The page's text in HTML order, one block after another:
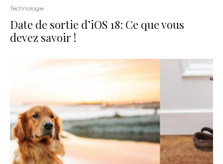
Technologie
Date de sortie d’iOS 18: Ce que vous
devez savoir !